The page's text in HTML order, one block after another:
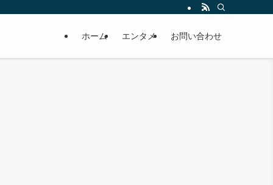
ホーム エンタメ お問い合わせ